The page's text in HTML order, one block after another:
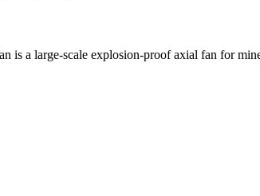
is a large-scale explosion-proof axial fan for